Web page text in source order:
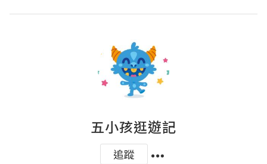
五小孩逛遊記
追蹤